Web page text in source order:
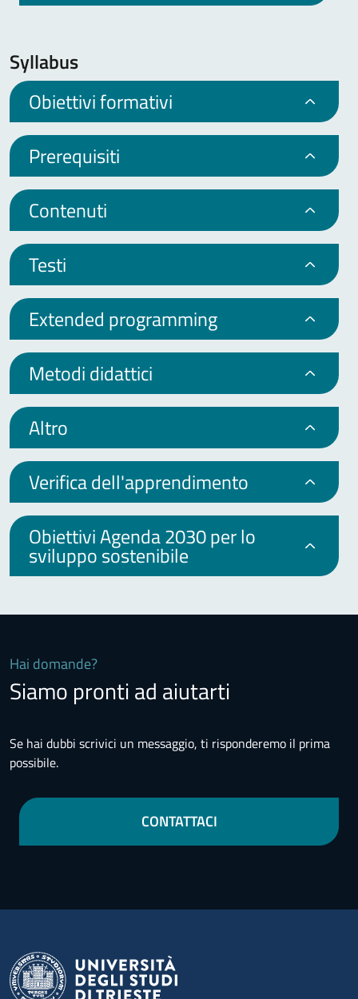
Syllabus
Obiettivi formativi
Prerequisiti
Contenuti
Testi
Extended programming
Metodi didattici
Altro
Verifica dell'apprendimento
Obiettivi Agenda 2030 per lo
sviluppo sostenibile
Hai domande?
Siamo pronti ad aiutarti
Se hai dubbi scrivici un messaggio, ti risponderemo il prima
possibile.
CONTATTACI